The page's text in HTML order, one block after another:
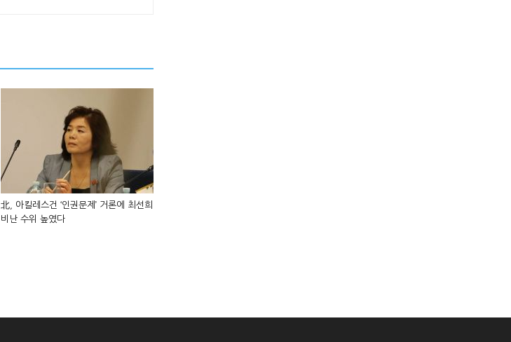
北, 아킬레스건 ‘인권문제’ 거론에 최선희
비난 수위 높였다